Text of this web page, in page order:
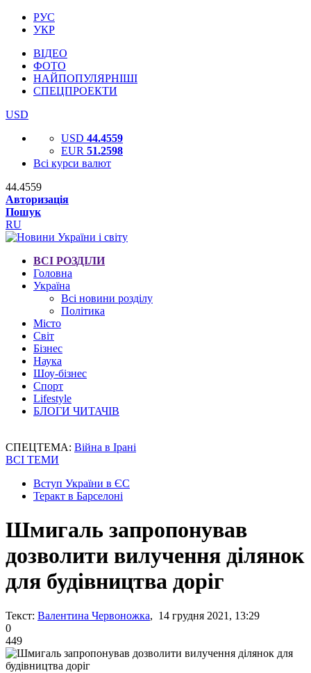
РУС
УКР
ВІДЕО
ФОТО
НАЙПОПУЛЯРНІШІ
СПЕЦПРОЕКТИ
USD
USD 44.4559
EUR 51.2598
Всі курси валют
44.4559
Авторизація
Пошук
RU
ВСІ РОЗДІЛИ
Головна
Україна
Всі новини розділу
Політика
Місто
Світ
Бізнес
Наука
Шоу-бізнес
Спорт
Lifestyle
БЛОГИ ЧИТАЧІВ
СПЕЦТЕМА: Війна в Ірані
ВСІ ТЕМИ
Вступ України в ЄС
Теракт в Барселоні
Шмигаль запропонував
дозволити вилучення ділянок
для будівництва доріг
Текст: Валентина Червоножка, 14 грудня 2021, 13:29
0
449